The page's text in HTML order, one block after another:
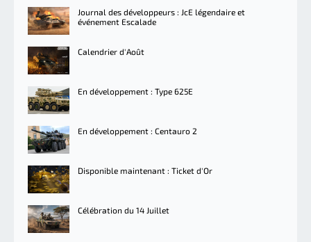
Journal des développeurs : JcE légendaire et
événement Escalade
Calendrier d'Août
En développement : Type 625E
En développement : Centauro 2
Disponible maintenant : Ticket d'Or
Célébration du 14 Juillet